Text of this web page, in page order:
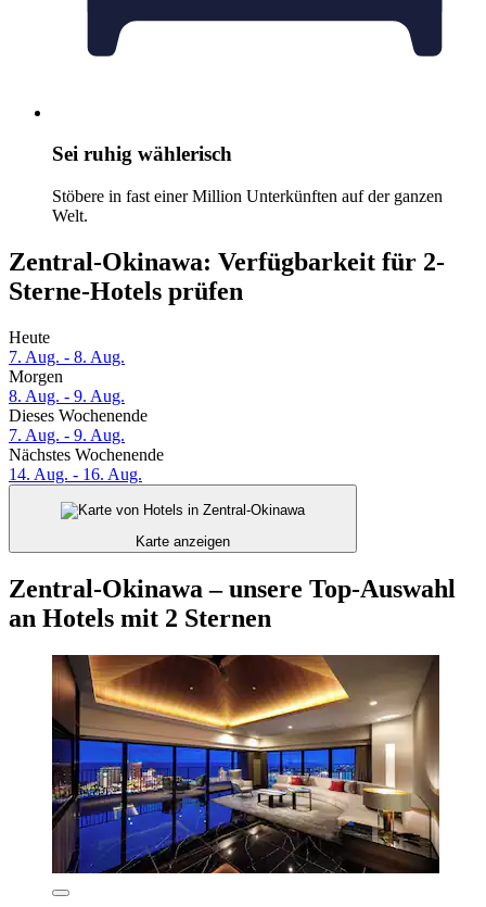
Sei ruhig wählerisch
Stöbere in fast einer Million Unterkünften auf der ganzen
Welt.
Zentral-Okinawa: Verfügbarkeit für 2-
Sterne-Hotels prüfen
Heute
7. Aug. - 8. Aug.
Morgen
8. Aug. - 9. Aug.
Dieses Wochenende
7. Aug. - 9. Aug.
Nächstes Wochenende
14. Aug. - 16. Aug.
Karte anzeigen
Zentral-Okinawa – unsere Top-Auswahl
an Hotels mit 2 Sternen